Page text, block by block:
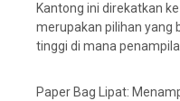
Kantong ini direkatkan
merupakan pilihan yang
tinggi di mana
Paper Bag Lipat: